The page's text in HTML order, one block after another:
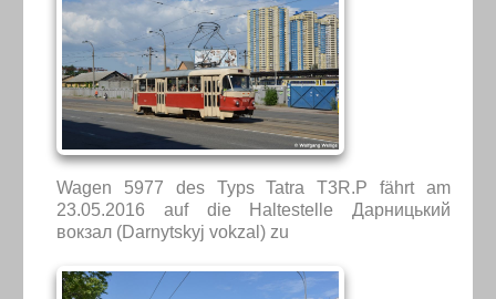
Wagen 5977 des Typs Tatra T3R.P fährt am
23.05.2016 auf die Haltestelle Дарницький
вокзал (Darnytskyj vokzal) zu